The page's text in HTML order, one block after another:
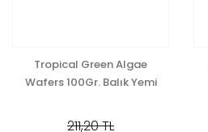
Tropical Green Algae
Wafers 100Gr. Balık Yemi
211,20 TL